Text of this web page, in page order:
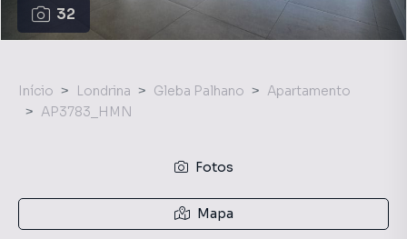
32
Início Londrina Gleba Palhano
Apartamento
AP3783_HMN
Fotos
Mapa